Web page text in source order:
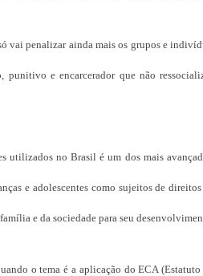
vai penalizar ainda mais os grupos e
punitivo e encarcerador que não
utilizados no Brasil é um dos mais
e adolescentes como sujeitos de
e da sociedade para seu
o tema é a aplicação do ECA